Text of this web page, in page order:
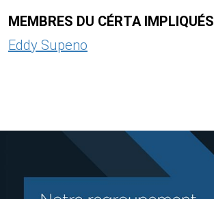
MEMBRES DU CÉRTA IMPLIQUÉS
Eddy Supeno